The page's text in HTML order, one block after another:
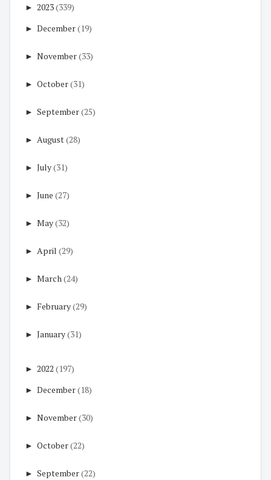
► 2023(339)
► December(19)
► November(33)
► October(31)
► September(25)
► August(28)
► July(31)
► June (27)
► May(32)
► April (29)
► March(24)
► February(29)
► January(31)
► 2022 (197)
► December(18)
► November(30)
► October(22)
► September(22)